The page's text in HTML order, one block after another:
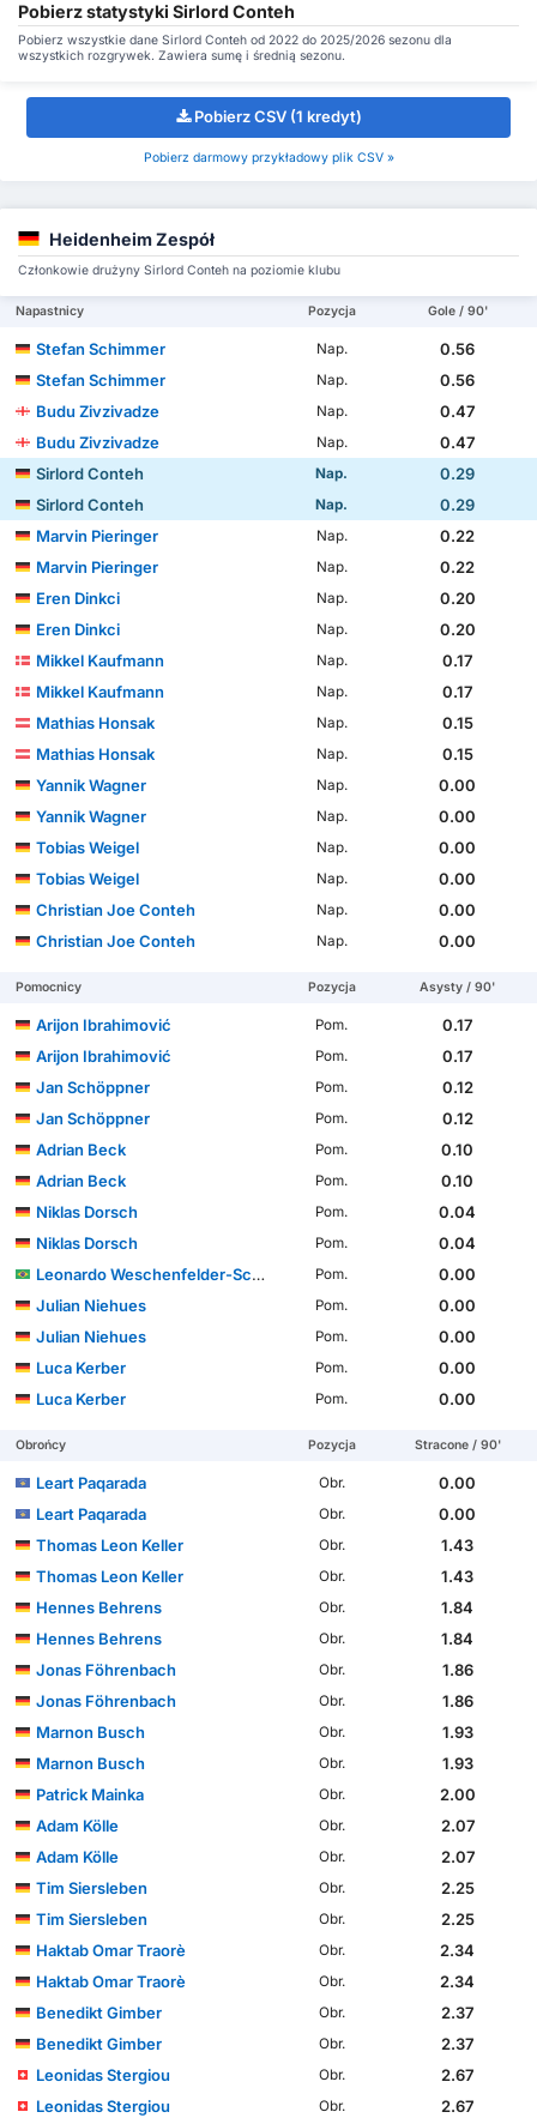
Pobierz statystyki Sirlord Conteh
Pobierz wszystkie dane Sirlord Conteh od 2022 do 2025/2026 sezonu dla
wszystkich rozgrywek. Zawiera sumę i średnią sezonu.
Pobierz CSV (1 kredyt)
Pobierz darmowy przykładowy plik CSV »
Heidenheim Zespół
Członkowie drużyny Sirlord Conteh na poziomie klubu
Napastnicy Pozycja Gole / 90'
Stefan Schimmer Nap.
0.56
Stefan Schimmer
Nap.
0.56
Budu Zivzivadze
Nap.
0.47
Budu Zivzivadze
Nap.
0.47
Sirlord Conteh
Nap.
0.29
Sirlord Conteh
Nap.
0.29
Marvin Pieringer
Nap.
0.22
Marvin Pieringer
Nap.
0.22
Eren Dinkci
Nap.
0.20
Eren Dinkci
Nap.
0.20
Mikkel Kaufmann
Nap.
0.17
Mikkel Kaufmann
Nap.
0.17
Mathias Honsak
Nap.
0.15
Mathias Honsak
Nap.
0.15
Yannik Wagner
Nap.
0.00
Yannik Wagner
Nap.
0.00
Tobias Weigel
Nap.
0.00
Tobias Weigel
Nap.
0.00
Christian Joe Conteh
Nap.
0.00
Christian Joe Conteh
Nap. 0.00
Pomocnicy Pozycja Asysty / 90'
Arijon Ibrahimović Pom.
0.17
Arijon Ibrahimović
Pom.
0.17
Jan Schöppner
Pom.
0.12
Jan Schöppner
Pom.
0.12
Adrian Beck
Pom.
0.10
Adrian Beck
Pom.
0.10
Niklas Dorsch
Pom.
0.04
Niklas Dorsch
Pom.
0.04
Leonardo Weschenfelder-Scienza
Pom.
0.00
Julian Niehues
Pom.
0.00
Julian Niehues
Pom.
0.00
Luca Kerber
Pom.
0.00
Luca Kerber
Pom. 0.00
Obrońcy Pozycja Stracone / 90'
Leart Paqarada Obr.
0.00
Leart Paqarada
Obr.
0.00
Thomas Leon Keller
Obr.
1.43
Thomas Leon Keller
Obr.
1.43
Hennes Behrens
Obr.
1.84
Hennes Behrens
Obr.
1.84
Jonas Föhrenbach
Obr.
1.86
Jonas Föhrenbach
Obr.
1.86
Marnon Busch
Obr.
1.93
Marnon Busch
Obr.
1.93
Patrick Mainka
Obr.
2.00
Adam Kölle
Obr.
2.07
Adam Kölle
Obr.
2.07
Tim Siersleben
Obr.
2.25
Tim Siersleben
Obr.
2.25
Haktab Omar Traorè
Obr.
2.34
Haktab Omar Traorè
Obr.
2.34
Benedikt Gimber
Obr.
2.37
Benedikt Gimber
Obr.
2.37
Leonidas Stergiou
Obr.
2.67
Leonidas Stergiou
Obr. 2.67